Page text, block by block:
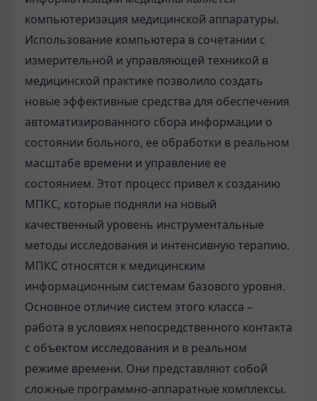
компьютеризация медицинской аппаратуры.
Использование компьютера в сочетании с
измерительной и управляющей техникой в
медицинской практике позволило создать
новые эффективные средства для обеспечения
автоматизированного сбора информации о
состоянии больного, ее обработки в реальном
масштабе времени и управление ее
состоянием. Этот процесс привел к созданию
МПКС, которые подняли на новый
качественный уровень инструментальные
методы исследования и интенсивную терапию.
МПКС относятся к медицинским
информационным системам базового уровня.
Основное отличие систем этого класса –
работа в условиях непосредственного контакта
с объектом исследования и в реальном
режиме времени. Они представляют собой
сложные программно-аппаратные комплексы.